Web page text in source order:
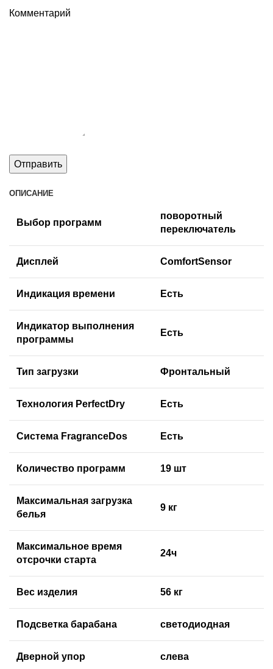
Комментарий
ОПИСАНИЕ
Выбор программ
поворотный
переключатель
Дисплей ComfortSensor
Индикация времени Есть
Индикатор выполнения
программы
Есть
Тип загрузки Фронтальный
Технология PerfectDry Есть
Система FragranceDos Есть
Количество программ 19 шт
Максимальная загрузка
белья
9 кг
Максимальное время
отсрочки старта
24ч
Вес изделия 56 кг
Подсветка барабана светодиодная
Дверной упор слева